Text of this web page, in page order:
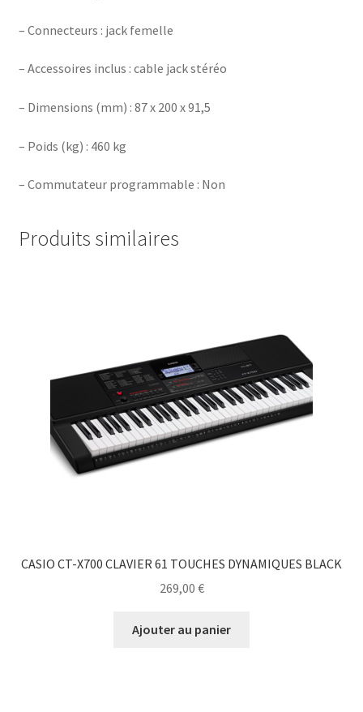
– Connecteurs : jack femelle
– Accessoires inclus : cable jack stéréo
– Dimensions (mm) : 87 x 200 x 91,5
– Poids (kg) : 460 kg
– Commutateur programmable : Non
Produits similaires
CASIO CT-X700 CLAVIER 61 TOUCHES DYNAMIQUES BLACK
269,00 €
Ajouter au panier